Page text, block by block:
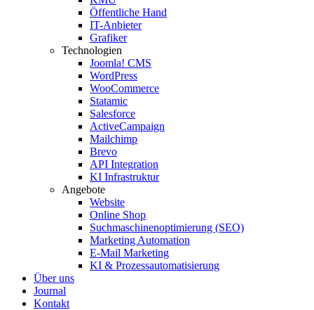
Öffentliche Hand
IT-Anbieter
Grafiker
Technologien
Joomla! CMS
WordPress
WooCommerce
Statamic
Salesforce
ActiveCampaign
Mailchimp
Brevo
API Integration
KI Infrastruktur
Angebote
Website
Online Shop
Suchmaschinenoptimierung (SEO)
Marketing Automation
E-Mail Marketing
KI & Prozessautomatisierung
Über uns
Journal
Kontakt